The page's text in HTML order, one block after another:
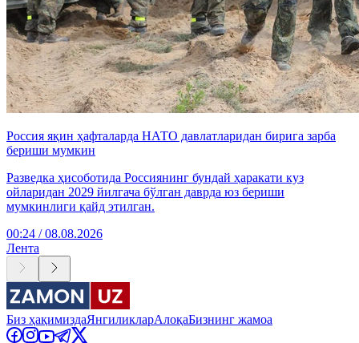
Россия яқин ҳафталарда НАТО давлатларидан бирига зарба
бериши мумкин
Разведка ҳисоботида Россиянинг бундай ҳаракати куз
ойларидан 2029 йилгача бўлган даврда юз бериши
мумкинлиги қайд этилган.
00:24 / 08.08.2026
Лента
Биз ҳақимиздаЯнгиликларАлоқаБизнинг жамоа